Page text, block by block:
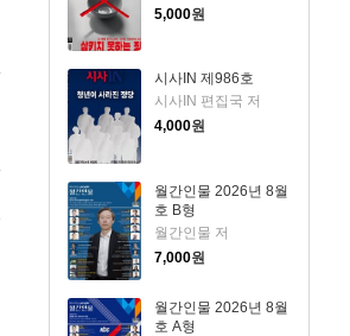
5,000원
시사IN 제986호
시사IN 편집국 저
4,000원
월간인물 2026년 8월
호 B형
월간인물 저
7,000원
월간인물 2026년 8월
호 A형